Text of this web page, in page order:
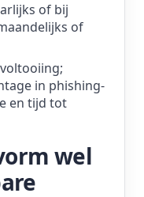
of bij
of
in phishing-
en tijd tot
wel